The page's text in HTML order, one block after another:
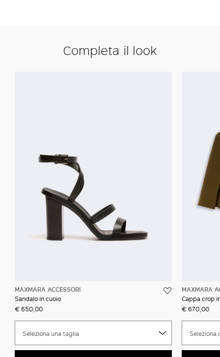
Completa il look
MAXMARA ACCESSORI
Sandalo in cuoio
€ 650,00
Seleziona una taglia
MAXMARA
Cappa crop
€ 670,00
Seleziona